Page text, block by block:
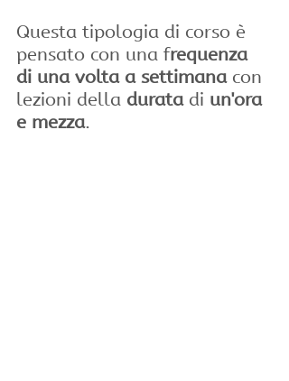
Questa tipologia di corso è
pensato con una frequenza
di una volta a settimana con
lezioni della durata di un'ora
e mezza.